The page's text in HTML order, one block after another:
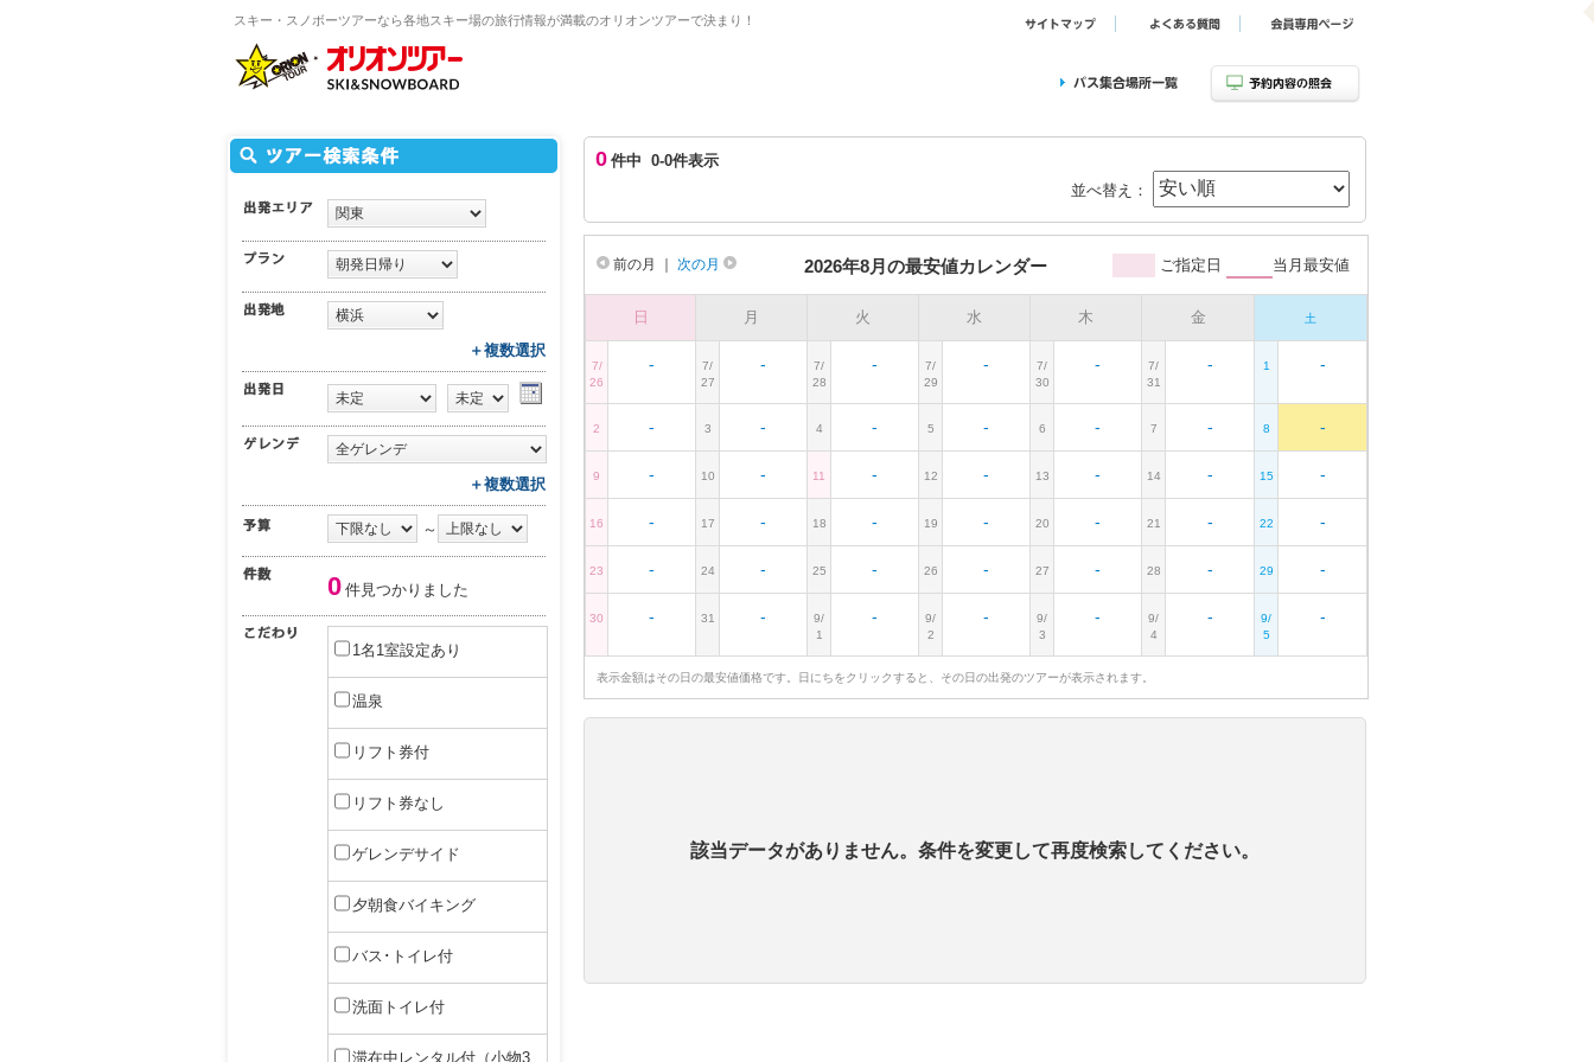
スキー・スノボーツアーなら各地スキー場の旅行情報が満載のオリオンツアーで決まり！
＋複数選択
＋複数選択
～
0 件見つかりました
1名1室設定あり
温泉
リフト券付
リフト券なし
ゲレンデサイド
夕朝食バイキング
バス･トイレ付
洗面トイレ付
滞在中レンタル付（小物3
0 件中 0-0件表示
並べ替え：
前の月 次の月 2026年8月の最安値カレンダー ご指定日 当月最安値
日 月 火 水 木 金 土
7/
26
-
7/
27
-
7/
28
-
7/
29
-
7/
30
-
7/
31
- 1 -
2 - 3 - 4 - 5 - 6 - 7 - 8 -
9 - 10 - 11 - 12 - 13 - 14 - 15 -
16 - 17 - 18 - 19 - 20 - 21 - 22 -
23 - 24 - 25 - 26 - 27 - 28 - 29 -
30 - 31 -
9/
1
-
9/
2
-
9/
3
-
9/
4
-
9/
5
-
表示金額はその日の最安値価格です。日にちをクリックすると、その日の出発のツアーが表示されます。
該当データがありません。条件を変更して再度検索してください。